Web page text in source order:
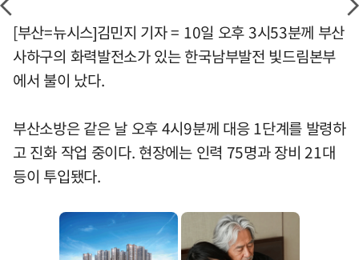
[부산=뉴시스]김민지 기자 = 10일 오후 3시53분께 부산
사하구의 화력발전소가 있는 한국남부발전 빛드림본부
에서 불이 났다.
부산소방은 같은 날 오후 4시9분께 대응 1단계를 발령하
고 진화 작업 중이다. 현장에는 인력 75명과 장비 21대
등이 투입됐다.